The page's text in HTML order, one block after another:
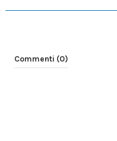
Commenti (0)